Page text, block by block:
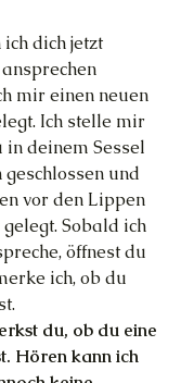
dich jetzt
mir einen neuen
Ich stelle mir
in deinem Sessel
und
vor den Lippen
Sobald ich
öffnest du
ich, ob du
du, ob du eine
Hören kann ich